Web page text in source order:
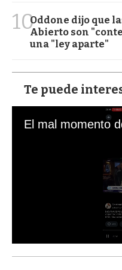
10Oddone dijo que
Abierto son
una "ley aparte"
Te puede
s